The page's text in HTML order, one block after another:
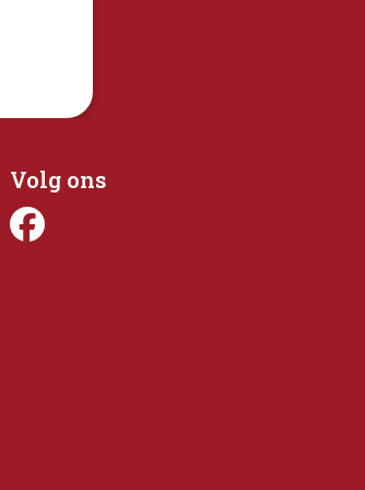
Volg ons